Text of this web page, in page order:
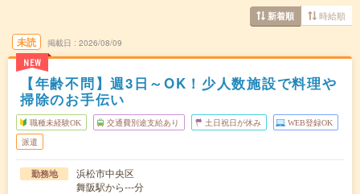
新着順 時給順
未読
NEW
掲載日 2026/08/09
【年齢不問】週3日～OK！少人数施設で料理や
掃除のお手伝い
職種未経験OK 交通費別途支給あり 土日祝日が休み WEB登録OK
派遣
勤務地
浜松市中央区
舞阪駅から---分